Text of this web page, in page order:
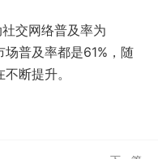
交网络普及率为
普及率都是61%，随
断提升。